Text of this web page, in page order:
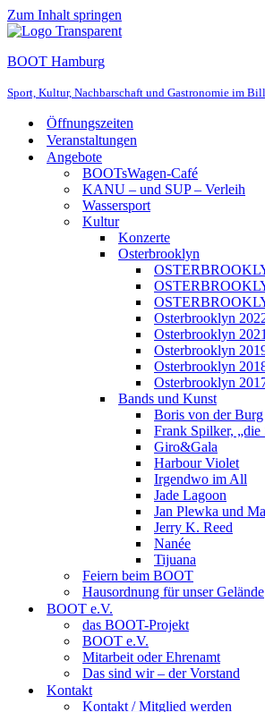
Zum Inhalt springen
BOOT Hamburg
Sport, Kultur, Nachbarschaft und Gastronomie im
Öffnungszeiten
Veranstaltungen
Angebote
BOOTsWagen-Café
KANU – und SUP – Verleih
Wassersport
Kultur
Konzerte
Osterbrooklyn
Osterbrooklyn
Osterbrooklyn 2021
Osterbrooklyn
Osterbrooklyn
Osterbrooklyn
Bands und Kunst
Boris von der Burg
Frank Spilker, „die
Giro&Gala
Harbour Violet
Irgendwo im All
Jade Lagoon
Jan Plewka und
Jerry K. Reed
Nanée
Tijuana
Feiern beim BOOT
Hausordnung für unser Gelände
BOOT e.V.
das BOOT-Projekt
BOOT e.V.
Mitarbeit oder Ehrenamt
Das sind wir – der Vorstand
Kontakt
Kontakt / Mitglied werden